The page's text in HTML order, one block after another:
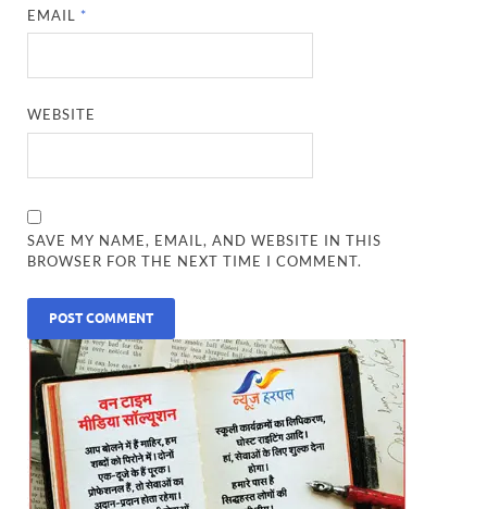
EMAIL *
WEBSITE
SAVE MY NAME, EMAIL, AND WEBSITE IN THIS
BROWSER FOR THE NEXT TIME I COMMENT.